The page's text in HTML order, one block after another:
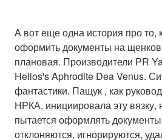
А вот еще одна история про то,
оформить документы на
плановая. Производители PR
Helios's Aphrodite Dea Venus.
фантастики. Пащук , как
НРКА, инициировала эту вязку,
пытается оформлять
отклоняются, игнорируются,